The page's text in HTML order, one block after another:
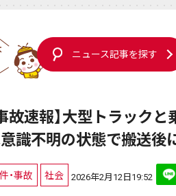
ニュース記事を探す
事故速報】大型トラック
識不明の状態で搬送後
・事故 社会 2026年2月12日19:52